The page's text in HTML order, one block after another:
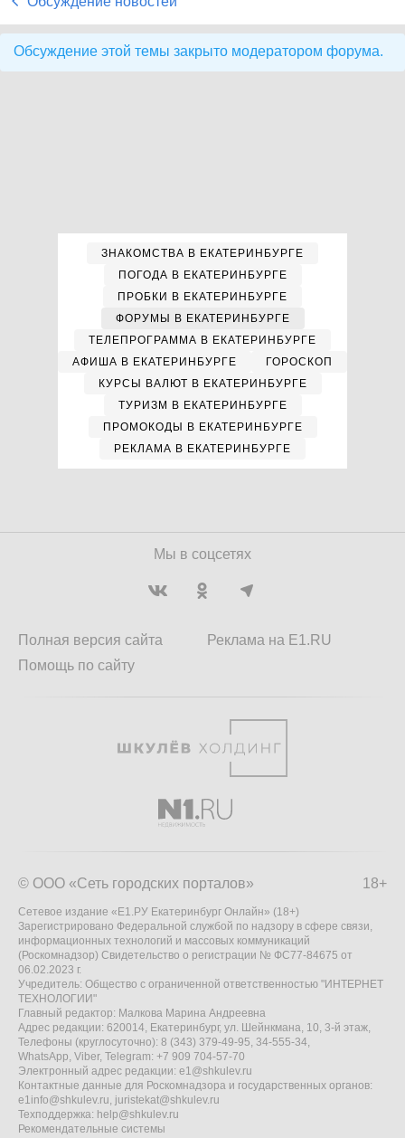
Обсуждение этой темы закрыто модератором форума.
ЗНАКОМСТВА В ЕКАТЕРИНБУРГЕ
ПОГОДА В ЕКАТЕРИНБУРГЕ
ПРОБКИ В ЕКАТЕРИНБУРГЕ
ФОРУМЫ В ЕКАТЕРИНБУРГЕ
ТЕЛЕПРОГРАММА В ЕКАТЕРИНБУРГЕ
АФИША В ЕКАТЕРИНБУРГЕ
ГОРОСКОП
КУРСЫ ВАЛЮТ В ЕКАТЕРИНБУРГЕ
ТУРИЗМ В ЕКАТЕРИНБУРГЕ
ПРОМОКОДЫ В ЕКАТЕРИНБУРГЕ
РЕКЛАМА В ЕКАТЕРИНБУРГЕ
Мы в соцсетях
Полная версия сайта
Помощь по сайту
Реклама на E1.RU
18+
© ООО «Сеть городских порталов»
Сетевое издание «Е1.РУ Екатеринбург Онлайн» (18+)
Зарегистрировано Федеральной службой по надзору в сфере связи,
информационных технологий и массовых коммуникаций
(Роскомнадзор) Свидетельство о регистрации № ФС77-84675 от
06.02.2023 г.
Учредитель: Общество с ограниченной ответственностью "ИНТЕРНЕТ
ТЕХНОЛОГИИ"
Главный редактор: Малкова Марина Андреевна
Адрес редакции: 620014, Екатеринбург, ул. Шейнкмана, 10, 3-й этаж,
Телефоны (круглосуточно): 8 (343) 379-49-95, 34-555-34,
WhatsApp, Viber, Telegram: +7 909 704-57-70
Электронный адрес редакции: e1@shkulev.ru
Контактные данные для Роскомнадзора и государственных органов:
e1info@shkulev.ru, juristekat@shkulev.ru
Техподдержка: help@shkulev.ru
Рекомендательные системы